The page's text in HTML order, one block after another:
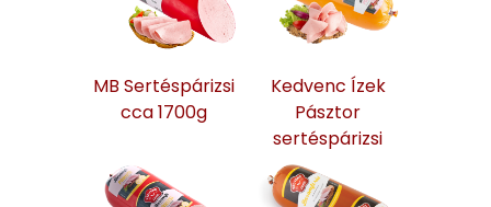
MB Sertéspárizsi
cca 1700g
Kedvenc Ízek
Pásztor
sertéspárizsi